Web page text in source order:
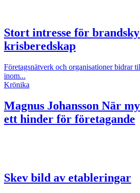
Stort intresse för
krisberedskap
Företagsnätverk och organisationer bidrar
inom...
Krönika
Magnus Johansson När
ett hinder för företagande
Skev bild av etableringar